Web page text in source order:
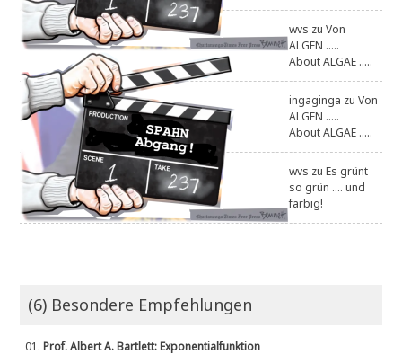
wvs zuVon
ALGEN .....
About ALGAE .....
ingaginga zuVon
ALGEN .....
About ALGAE .....
wvs zuEs grünt
so grün .... und
farbig!
(6) Besondere Empfehlungen
01.Prof. Albert A. Bartlett: Exponentialfunktion